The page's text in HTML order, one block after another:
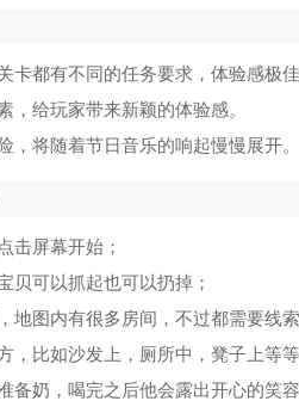
卡都有不同的任务要求，体验感极佳
，给玩家带来新颖的体验感。
，将随着节日音乐的响起慢慢展开。
击屏幕开始；
贝可以抓起也可以扔掉；
地图内有很多房间，不过都需要线索
，比如沙发上，厕所中，凳子上等等
备奶，喝完之后他会露出开心的笑容